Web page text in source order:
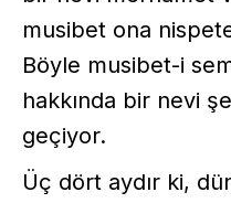
musibet ona
Böyle musibet-i
hakkında bir nevi
geçiyor.
Üç dört aydır ki,